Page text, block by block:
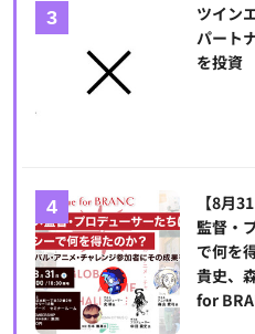
ツイン
パート
を投資
【8月
監督・
で何を
貴史、
for